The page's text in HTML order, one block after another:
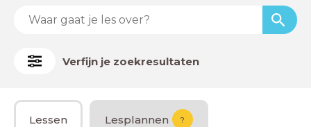
Verfijn je zoekresultaten
Lessen Lesplannen ?